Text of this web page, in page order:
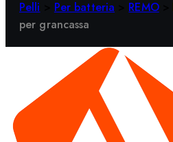
Pelli Per batteria REMO
per grancassa